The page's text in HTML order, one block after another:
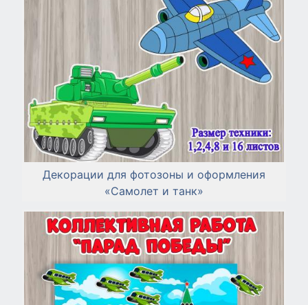
Декорации для фотозоны и оформления
«Самолет и танк»